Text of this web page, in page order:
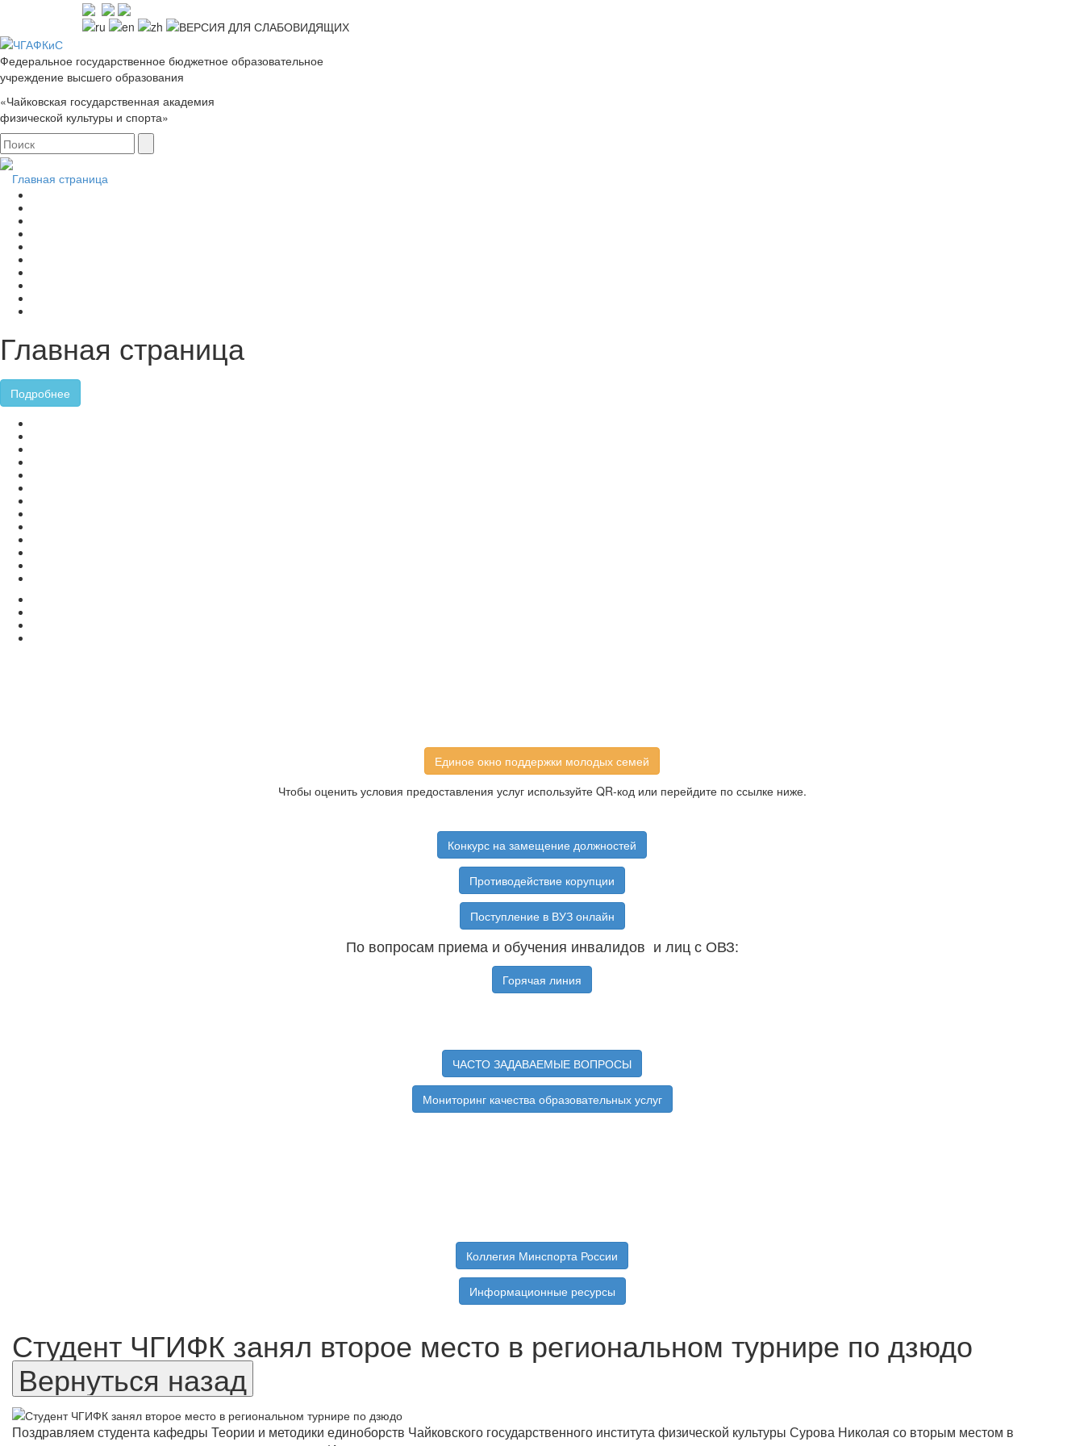
Федеральное государственное бюджетное образовательное
учреждение высшего образования
«Чайковская государственная академия
физической культуры и спорта»
Главная страница
Главная страница
Подробнее
Единое окно поддержки молодых семей
Чтобы оценить условия предоставления услуг используйте QR-код или перейдите по ссылке ниже.
Конкурс на замещение должностей
Противодействие корупции
Поступление в ВУЗ онлайн
По вопросам приема и обучения инвалидов и лиц с ОВЗ:
Горячая линия
ЧАСТО ЗАДАВАЕМЫЕ ВОПРОСЫ
Мониторинг качества образовательных услуг
Коллегия Минспорта России
Информационные ресурсы
Студент ЧГИФК занял второе место в региональном турнире по дзюдо
Поздравляем студента кафедры Теории и методики единоборств Чайковского государственного института физической культуры Сурова Николая со вторым местом в